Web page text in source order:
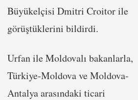
Büyükelçisi Dmitri Croitor ile
görüştüklerini bildirdi.
Urfan ile Moldovalı bakanlarla,
Türkiye-Moldova ve Moldova-
Antalya arasındaki ticari